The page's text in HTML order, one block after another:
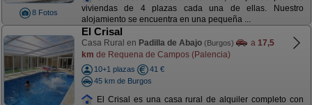
8 Fotos
viviendas de 4 plazas cada una de ellas. Nuestro
alojamiento se encuentra en una pequeña ...
El Crisal
Casa Rural en Padilla de Abajo (Burgos) a 17,5
km de Requena de Campos (Palencia)
10+1 plazas
41 €
45 km de Burgos
El Crisal es una casa rural de alquiler completo con